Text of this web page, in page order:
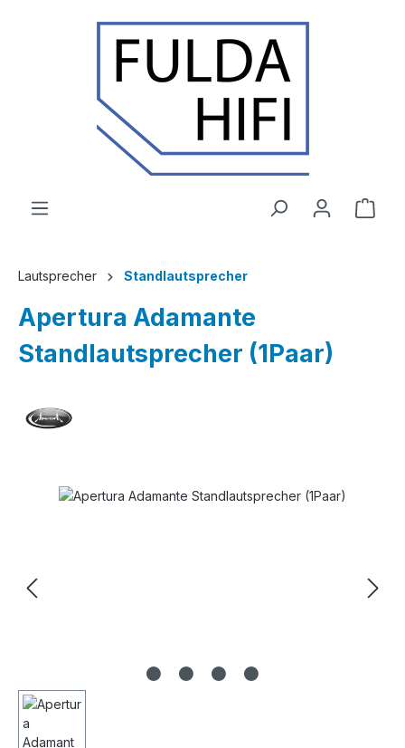
Zum Hauptinhalt springen
Lautsprecher Standlautsprecher
Apertura Adamante
Standlautsprecher (1Paar)
Bildergalerie überspringen